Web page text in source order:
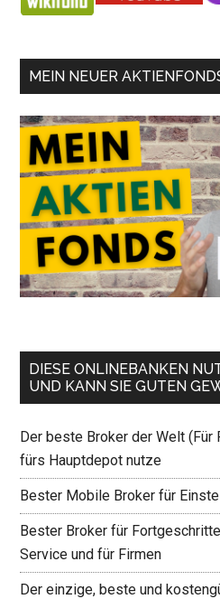
MEIN NEUER
DIESE ONLINEBANKEN
UND KANN SIE GUTEN
Der beste Broker der Welt
fürs Hauptdepot nutze
Bester Mobile Broker für
Bester Broker für
Service und für Firmen
Der einzige, beste und